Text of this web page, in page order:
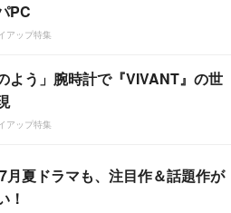
PC
アップ特集
よう」腕時計で『VIVANT』の世
アップ特集
月夏ドラマも、注目作＆話題作が
！